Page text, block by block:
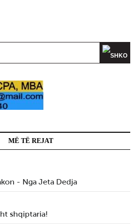
MË TË REJAT
- Nga Jeta Dedja
shqiptaria!